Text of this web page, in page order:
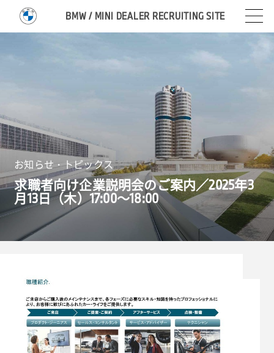
BMW / MINI DEALER RECRUITING SITE
お知らせ・トピックス
求職者向け企業説明会のご案内／2025年3
月13日（木）17:00～18:00